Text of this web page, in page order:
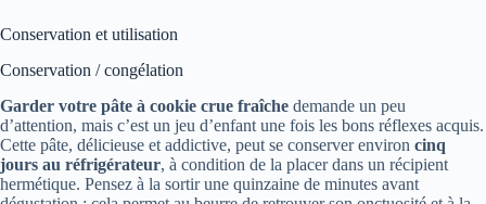
Conservation et utilisation
Conservation / congélation
Garder votre pâte à cookie crue fraîche demande un peu
d’attention, mais c’est un jeu d’enfant une fois les bons réflexes acquis.
Cette pâte, délicieuse et addictive, peut se conserver environ cinq
jours au réfrigérateur, à condition de la placer dans un récipient
hermétique. Pensez à la sortir une quinzaine de minutes avant